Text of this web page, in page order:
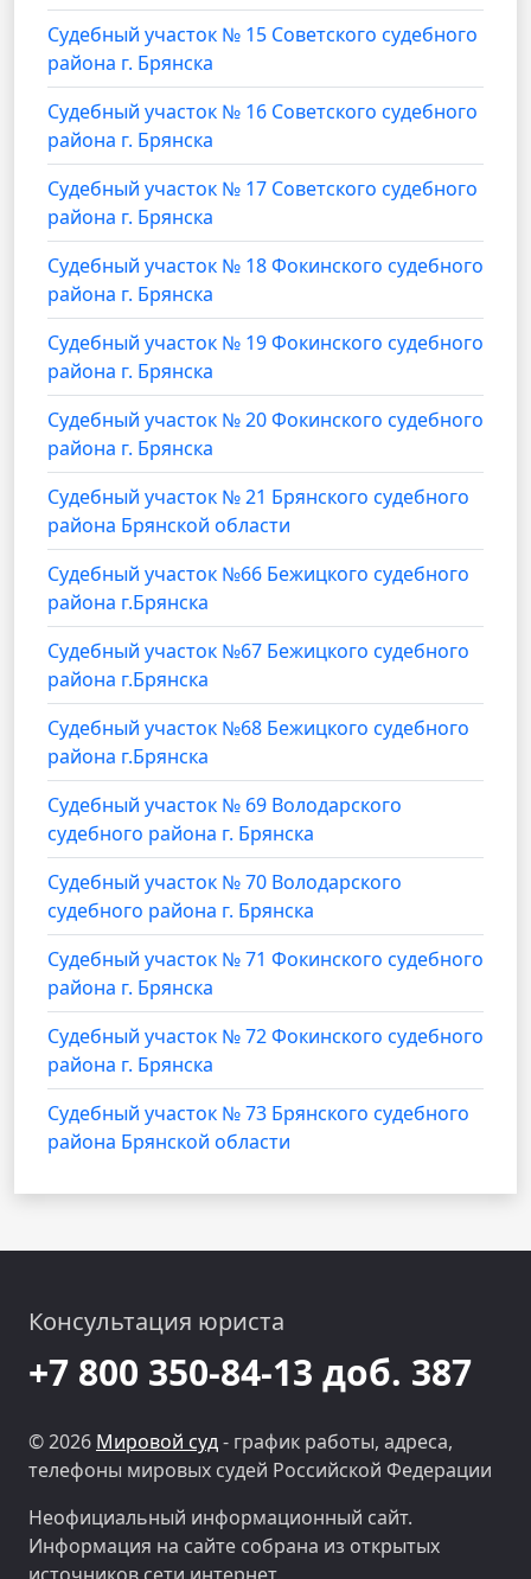
Судебный участок № 15 Советского судебного
района г. Брянска
Судебный участок № 16 Советского судебного
района г. Брянска
Судебный участок № 17 Советского судебного
района г. Брянска
Судебный участок № 18 Фокинского судебного
района г. Брянска
Судебный участок № 19 Фокинского судебного
района г. Брянска
Судебный участок № 20 Фокинского судебного
района г. Брянска
Судебный участок № 21 Брянского судебного
района Брянской области
Судебный участок №66 Бежицкого судебного
района г.Брянска
Судебный участок №67 Бежицкого судебного
района г.Брянска
Судебный участок №68 Бежицкого судебного
района г.Брянска
Судебный участок № 69 Володарского
судебного района г. Брянска
Судебный участок № 70 Володарского
судебного района г. Брянска
Судебный участок № 71 Фокинского судебного
района г. Брянска
Судебный участок № 72 Фокинского судебного
района г. Брянска
Судебный участок № 73 Брянского судебного
района Брянской области
Консультация юриста
+7 800 350-84-13 доб. 387
© 2026 Мировой суд- график работы, адреса,
телефоны мировых судей Российской Федерации
Неофициальный информационный сайт.
Информация на сайте собрана из открытых
источников сети интернет.